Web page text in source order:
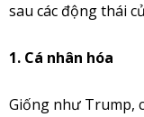
sau các động thái
1. Cá nhân hóa
Giống như Trump,